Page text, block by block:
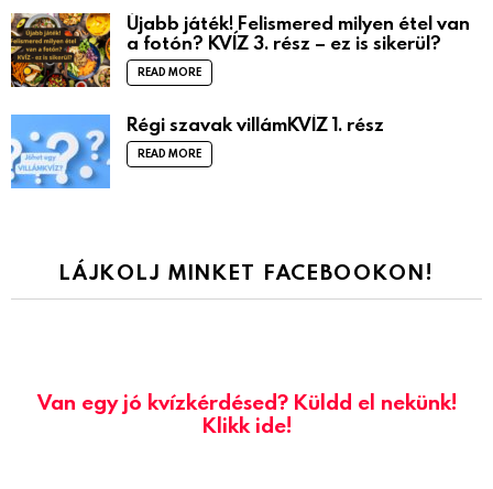
Újabb játék! Felismered milyen étel van
a fotón? KVÍZ 3. rész – ez is sikerül?
READ MORE
Régi szavak villámKVÍZ 1. rész
READ MORE
LÁJKOLJ MINKET FACEBOOKON!
Van egy jó kvízkérdésed? Küldd el nekünk!
Klikk ide!